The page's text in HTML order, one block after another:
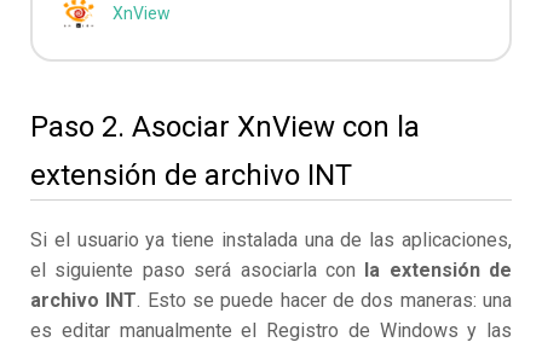
XnView
Paso 2. Asociar XnView con la
extensión de archivo INT
Si el usuario ya tiene instalada una de las aplicaciones,
el siguiente paso será asociarla con
la extensión de
archivo INT. Esto se puede hacer de dos maneras: una
es editar manualmente el Registro de Windows y las